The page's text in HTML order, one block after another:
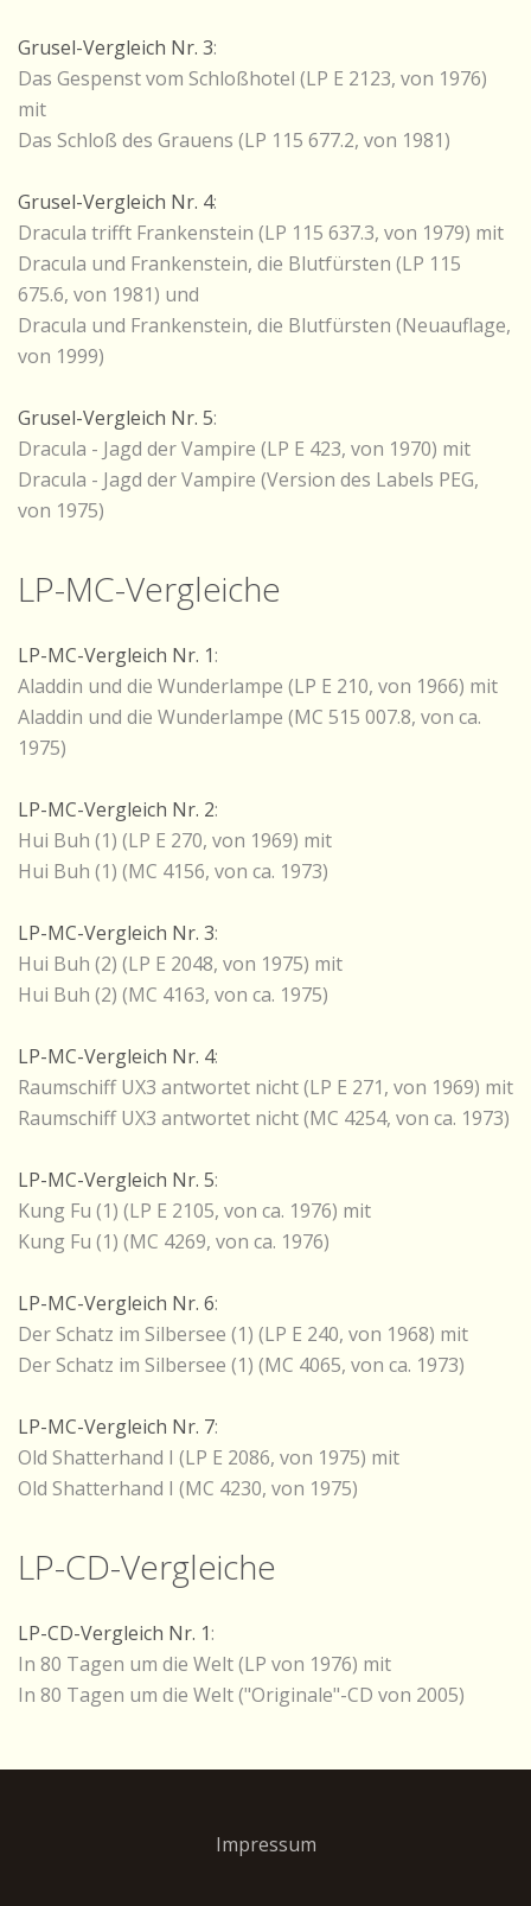
Grusel-Vergleich Nr. 3:
Das Gespenst vom Schloßhotel (LP E 2123, von 1976)
mit
Das Schloß des Grauens (LP 115 677.2, von 1981)
Grusel-Vergleich Nr. 4:
Dracula trifft Frankenstein (LP 115 637.3, von 1979) mit
Dracula und Frankenstein, die Blutfürsten (LP 115
675.6, von 1981) und
Dracula und Frankenstein, die Blutfürsten (Neuauflage,
von 1999)
Grusel-Vergleich Nr. 5:
Dracula - Jagd der Vampire (LP E 423, von 1970) mit
Dracula - Jagd der Vampire (Version des Labels PEG,
von 1975)
LP-MC-Vergleiche
LP-MC-Vergleich Nr. 1:
Aladdin und die Wunderlampe (LP E 210, von 1966) mit
Aladdin und die Wunderlampe (MC 515 007.8, von ca.
1975)
LP-MC-Vergleich Nr. 2:
Hui Buh (1) (LP E 270, von 1969) mit
Hui Buh (1) (MC 4156, von ca. 1973)
LP-MC-Vergleich Nr. 3:
Hui Buh (2) (LP E 2048, von 1975) mit
Hui Buh (2) (MC 4163, von ca. 1975)
LP-MC-Vergleich Nr. 4:
Raumschiff UX3 antwortet nicht (LP E 271, von 1969) mit
Raumschiff UX3 antwortet nicht (MC 4254, von ca. 1973)
LP-MC-Vergleich Nr. 5:
Kung Fu (1) (LP E 2105, von ca. 1976) mit
Kung Fu (1) (MC 4269, von ca. 1976)
LP-MC-Vergleich Nr. 6:
Der Schatz im Silbersee (1) (LP E 240, von 1968) mit
Der Schatz im Silbersee (1) (MC 4065, von ca. 1973)
LP-MC-Vergleich Nr. 7:
Old Shatterhand I (LP E 2086, von 1975) mit
Old Shatterhand I (MC 4230, von 1975)
LP-CD-Vergleiche
LP-CD-Vergleich Nr. 1:
In 80 Tagen um die Welt (LP von 1976) mit
In 80 Tagen um die Welt ("Originale"-CD von 2005)
Impressum